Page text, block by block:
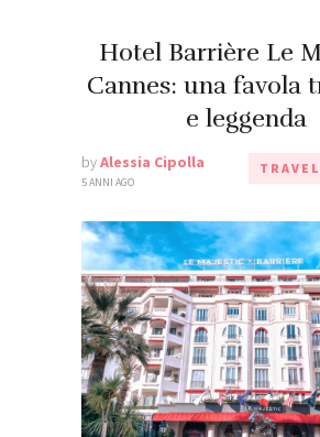
Hotel Barrière Le
Cannes: una favola
e leggenda
byAlessia Cipolla
5 ANNI AGO
TRAVEL